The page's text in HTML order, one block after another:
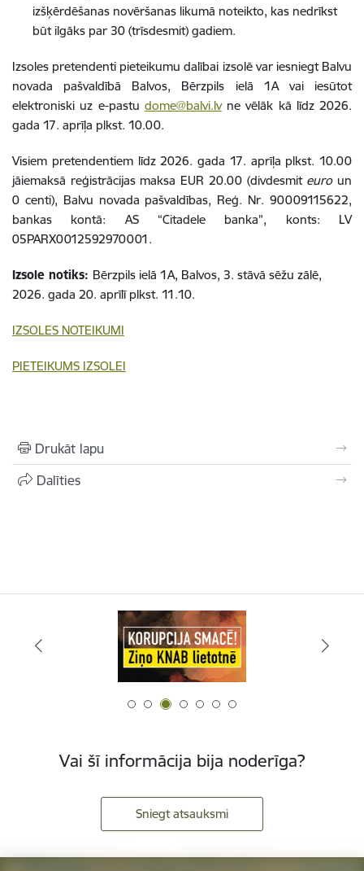
izšķērdēšanas novēršanas likumā noteikto, kas nedrīkst
būt ilgāks par 30 (trīsdesmit) gadiem.
Izsoles pretendenti pieteikumu dalībai izsolē var iesniegt Balvu
novada pašvaldībā Balvos, Bērzpils ielā 1A vai iesūtot
elektroniski uz e-pastu dome@balvi.lvne vēlāk kā līdz 2026.
gada 17. aprīļa plkst. 10.00.
Visiem pretendentiem līdz 2026. gada 17. aprīļa plkst. 10.00
jāiemaksā reģistrācijas maksa EUR 20.00 (divdesmit euro un
0 centi), Balvu novada pašvaldības, Reģ. Nr. 90009115622,
bankas kontā: AS “Citadele banka”, konts: LV
05PARX0012592970001.
Izsole notiks: Bērzpils ielā 1A, Balvos, 3. stāvā sēžu zālē,
2026. gada 20. aprīlī plkst. 11.10.
IZSOLES NOTEIKUMI
PIETEIKUMS IZSOLEI
Drukāt lapu
Dalīties
Vai šī informācija bija noderīga?
Sniegt atsauksmi